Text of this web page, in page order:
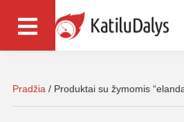
Pradžia / Produktai su žymomis